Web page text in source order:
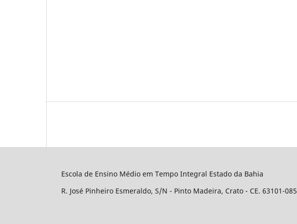
Escola de Ensino Médio em Tempo Integral Estado da Bahia
R. José Pinheiro Esmeraldo, S/N - Pinto Madeira, Crato - CE. 63101-085